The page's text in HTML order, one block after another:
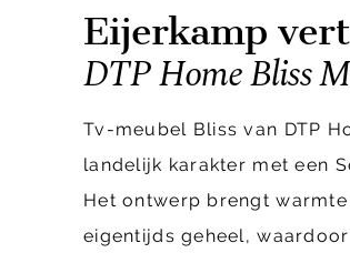
Eijerkamp
DTP Home Bliss
Tv-meubel Bliss van DTP
landelijk karakter met een
Het ontwerp brengt
eigentijds geheel,